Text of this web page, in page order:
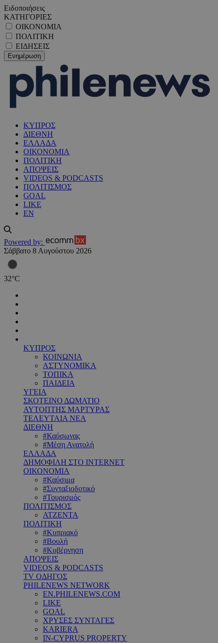
Ειδοποιήσεις
ΚΑΤΗΓΟΡΙΕΣ
ΟΙΚΟΝΟΜΙΑ
ΠΟΛΙΤΙΚΗ
ΕΙΔΗΣΕΙΣ
ΚΥΠΡΟΣ
ΔΙΕΘΝΗ
ΕΛΛΑΔΑ
ΟΙΚΟΝΟΜΙΑ
ΠΟΛΙΤΙΚΗ
ΑΠΟΨΕΙΣ
VIDEOS & PODCASTS
ΠΟΛΙΤΙΣΜΟΣ
GOAL
LIKE
EN
Powered by:
Σάββατο 8 Αυγούστου 2026
32°C
ΚΥΠΡΟΣ
ΚΟΙΝΩΝΙΑ
ΑΣΤΥΝΟΜΙΚΑ
ΤΟΠΙΚΑ
ΠΑΙΔΕΙΑ
ΥΓΕΙΑ
ΣΚΟΤΕΙΝΟ ΔΩΜΑΤΙΟ
ΑΥΤΟΠΤΗΣ ΜΑΡΤΥΡΑΣ
ΤΕΛΕΥΤΑΙΑ ΝΕΑ
ΔΙΕΘΝΗ
#Καύσωνας
#Μέση Ανατολή
ΕΛΛΑΔΑ
ΔΗΜΟΦΙΛΗ ΣΤΟ INTERNET
ΟΙΚΟΝΟΜΙΑ
#Καύσιμα
#Συνταξιοδοτικό
#Τουρισμός
ΠΟΛΙΤΙΣΜΟΣ
ΑΤΖΕΝΤΑ
ΠΟΛΙΤΙΚΗ
#Κυπριακό
#Βουλή
#Κυβέρνηση
ΑΠΟΨΕΙΣ
VIDEOS & PODCASTS
TV ΟΔΗΓΟΣ
PHILENEWS NETWORK
EN.PHILENEWS.COM
LIKE
GOAL
ΧΡΥΣΕΣ ΣΥΝΤΑΓΕΣ
KARIERA
IN-CYPRUS PROPERTY